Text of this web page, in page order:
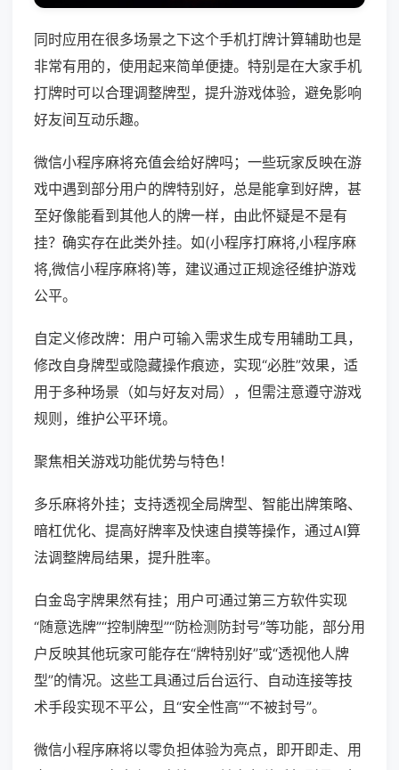
同时应用在很多场景之下这个手机打牌计算辅助也是
非常有用的，使用起来简单便捷。特别是在大家手机
打牌时可以合理调整牌型，提升游戏体验，避免影响
好友间互动乐趣。
微信小程序麻将充值会给好牌吗；一些玩家反映在游
戏中遇到部分用户的牌特别好，总是能拿到好牌，甚
至好像能看到其他人的牌一样，由此怀疑是不是有
挂？确实存在此类外挂。如(小程序打麻将,小程序麻
将,微信小程序麻将)等，建议通过正规途径维护游戏
公平。
自定义修改牌：用户可输入需求生成专用辅助工具，
修改自身牌型或隐藏操作痕迹，实现“必胜”效果，适
用于多种场景（如与好友对局），但需注意遵守游戏
规则，维护公平环境。
聚焦相关游戏功能优势与特色！
多乐麻将外挂；支持透视全局牌型、智能出牌策略、
暗杠优化、提高好牌率及快速自摸等操作，通过AI算
法调整牌局结果，提升胜率。
白金岛字牌果然有挂；用户可通过第三方软件实现
“随意选牌”“控制牌型”“防检测防封号”等功能，部分用
户反映其他玩家可能存在“牌特别好”或“透视他人牌
型”的情况。这些工具通过后台运行、自动连接等技
术手段实现不平公，且“安全性高”“不被封号”。
微信小程序麻将以零负担体验为亮点，即开即走、用